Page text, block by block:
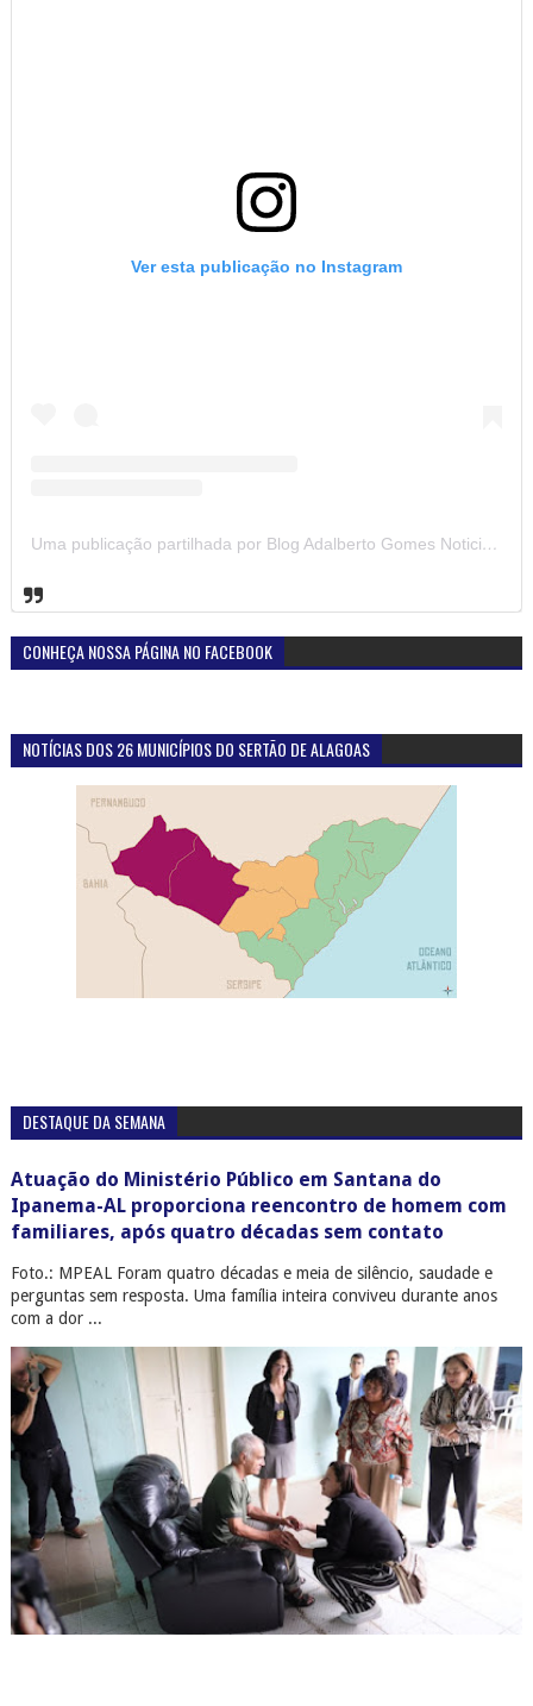
Ver esta publicação no Instagram
Uma publicação partilhada por Blog Adalberto Gomes Noticias (@blogadalbertogomesnoticiass)
CONHEÇA NOSSA PÁGINA NO FACEBOOK
NOTÍCIAS DOS 26 MUNICÍPIOS DO SERTÃO DE ALAGOAS
DESTAQUE DA SEMANA
Atuação do Ministério Público em Santana do
Ipanema-AL proporciona reencontro de homem com
familiares, após quatro décadas sem contato
Foto.: MPEAL Foram quatro décadas e meia de silêncio, saudade e
perguntas sem resposta. Uma família inteira conviveu durante anos
com a dor ...